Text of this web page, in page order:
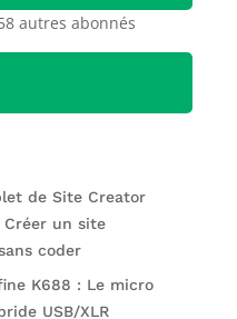
autres abonnés
de Site Creator
Créer un site
coder
K688 : Le micro
USB/XLR